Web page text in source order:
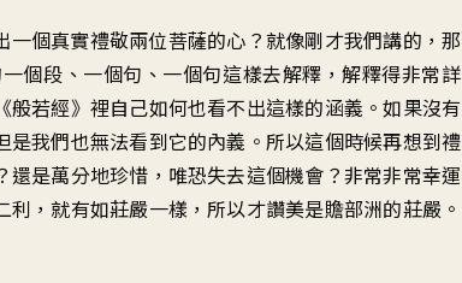
個真實禮敬兩位菩薩的心？就像剛才我們講的，那
個段、一個句、一個句這樣去解釋，解釋得非常詳
若經》裡自己如何也看不出這樣的涵義。如果沒有
我們也無法看到它的內義。所以這個時候再想到禮
是萬分地珍惜，唯恐失去這個機會？非常非常幸運
，就有如莊嚴一樣，所以才讚美是贍部洲的莊嚴。